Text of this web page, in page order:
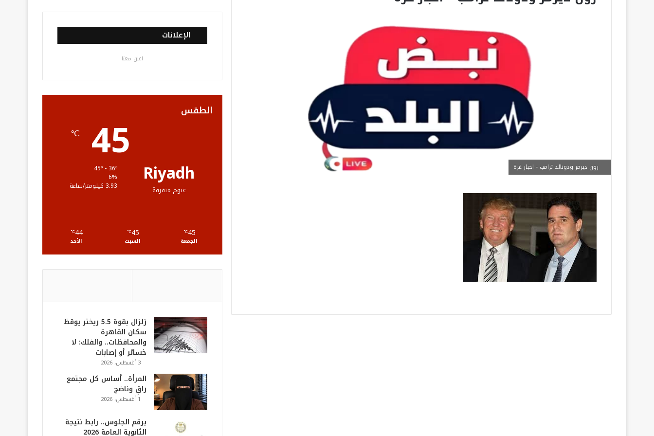
رون ديرمر ودونالد ترامب - اخبار غزة
س
ب
ك
ي
ت
ت
ي
و
ب
س
ت
ر
خ
ص
ل
ق
R
الإعلانات
اعلن معنا
الطقس
Riyadh
غيوم متفرقة
45
℃
6%
3.93 كيلومتر/ساعة
45
℃
الجمعة
45
℃
السبت
44
℃
الأحد
زلزال بقوة 5.5 ريختر يوقظ
سكان القاهرة
والمحافظات.. والفلك: لا
خسائر أو إصابات
3 أغسطس، 2026
المرأة.. أساس كل مجتمع
راقٍ وناضج
1 أغسطس، 2026
برقم الجلوس.. رابط نتيجة
الثانوية العامة 2026